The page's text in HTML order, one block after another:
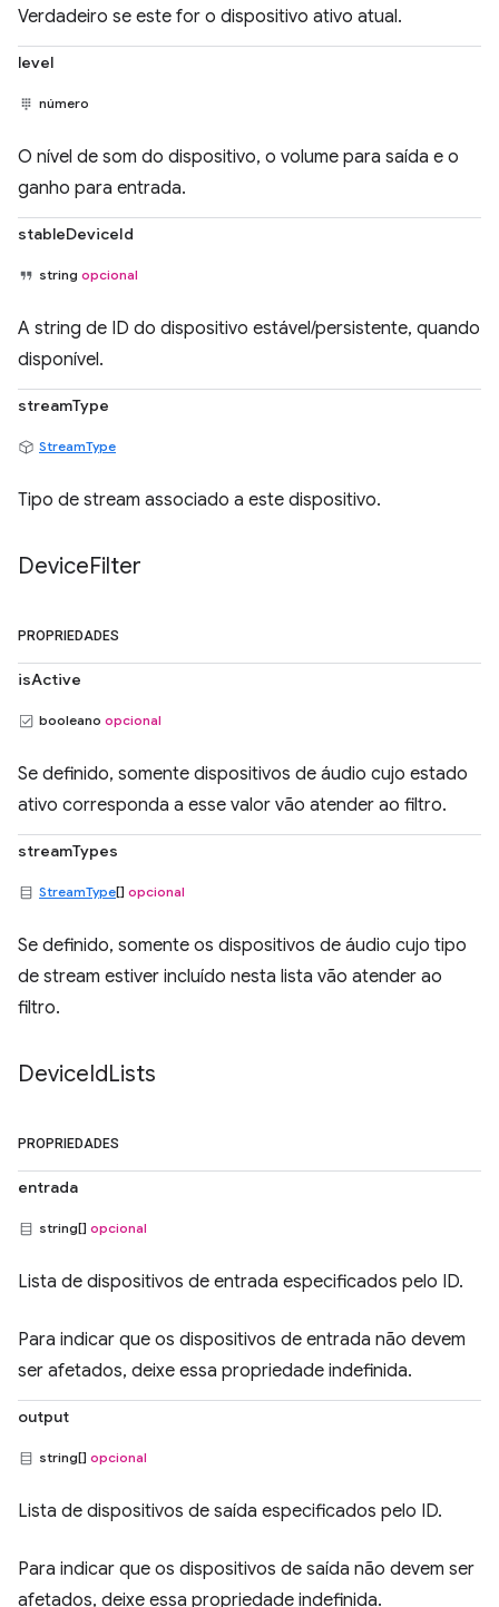
Verdadeiro se este for o dispositivo ativo atual.
level
número
O nível de som do dispositivo, o volume para saída e o
ganho para entrada.
stableDeviceId
string opcional
A string de ID do dispositivo estável/persistente, quando
disponível.
streamType
StreamType
Tipo de stream associado a este dispositivo.
DeviceFilter
PROPRIEDADES
isActive
booleano opcional
Se definido, somente dispositivos de áudio cujo estado
ativo corresponda a esse valor vão atender ao filtro.
streamTypes
StreamType[] opcional
Se definido, somente os dispositivos de áudio cujo tipo
de stream estiver incluído nesta lista vão atender ao
filtro.
DeviceIdLists
PROPRIEDADES
entrada
string[] opcional
Lista de dispositivos de entrada especificados pelo ID.
Para indicar que os dispositivos de entrada não devem
ser afetados, deixe essa propriedade indefinida.
output
string[] opcional
Lista de dispositivos de saída especificados pelo ID.
Para indicar que os dispositivos de saída não devem ser
afetados, deixe essa propriedade indefinida.